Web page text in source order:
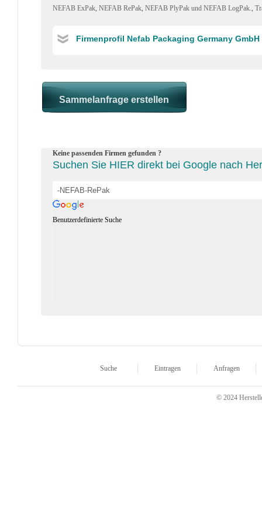
NEFAB ExPak, NEFAB RePak, NEFAB PlyPak und NEFAB LogPak.,
Firmenprofil Nefab Packaging Germany
Keine passenden Firmen gefunden ?
Suchen Sie HIER direkt bei Google nach
Benutzerdefinierte Suche
Suche Eintragen Anfragen
© 2024